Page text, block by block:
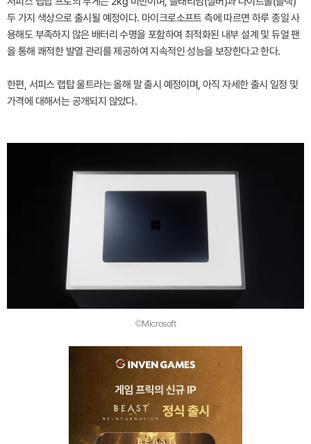
두 가지 색상으로 출시될 예정이다. 마이크로소프트 측에 따르면 하루 종일 사
용해도 부족하지 않은 배터리 수명을 포함하여 최적화된 내부 설계 및 듀얼 팬
을 통해 쾌적한 발열 관리를 제공하여 지속적인 성능을 보장한다고 한다.
한편, 서피스 랩탑 울트라는 올해 말 출시 예정이며, 아직 자세한 출시 일정 및
가격에 대해서는 공개되지 않았다.
©Microsoft